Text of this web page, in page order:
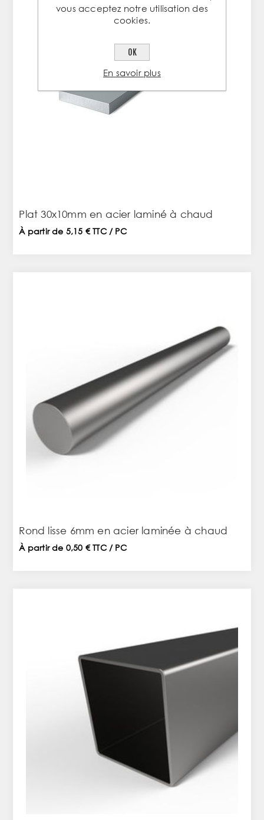
Plat 30x10mm en acier laminé à chaud
À partir de 5,15 € TTC / PC
Rond lisse 6mm en acier laminée à chaud
À partir de 0,50 € TTC / PC
vous acceptez notre utilisation des
cookies.
OK
En savoir plus